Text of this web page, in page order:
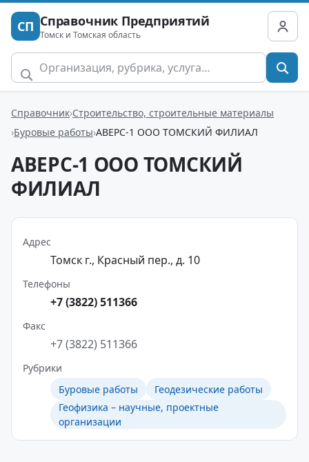
СП Справочник Предприятий
Томск и Томская область
Справочник Строительство, строительные материалы
Буровые работы АВЕРС-1 ООО ТОМСКИЙ ФИЛИАЛ
АВЕРС-1 ООО ТОМСКИЙ
ФИЛИАЛ
Адрес
Томск г., Красный пер., д. 10
Телефоны
+7 (3822) 511366
Факс
+7 (3822) 511366
Рубрики
Буровые работы
Геодезические работы
Геофизика – научные, проектные
организации